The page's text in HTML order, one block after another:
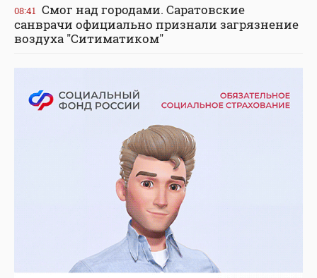
08:41 Смог над городами. Саратовские
санврачи официально признали загрязнение
воздуха "Ситиматиком"